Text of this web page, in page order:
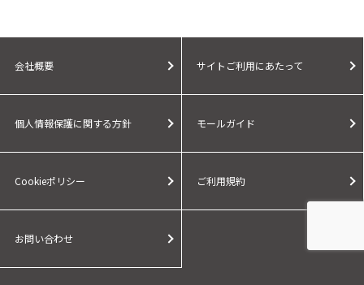
会社概要 サイトご利用にあたって
個人情報保護に関する方針 モールガイド
Cookieポリシー ご利用規約
お問い合わせ